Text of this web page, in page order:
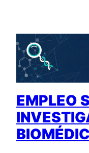
contenido
EMPLEO